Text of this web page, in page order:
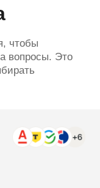
чтобы
вопросы. Это